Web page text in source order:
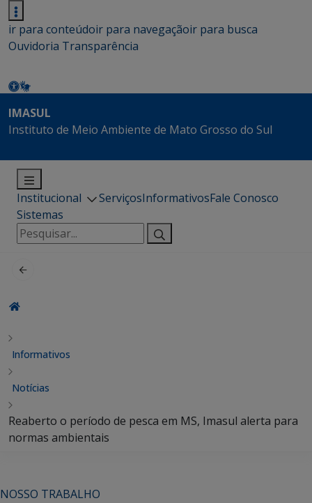
ir para conteúdoir para navegaçãoir para busca
Ouvidoria Transparência
IMASUL
Instituto de Meio Ambiente de Mato Grosso do Sul
Institucional ServiçosInformativosFale Conosco
Sistemas
Pesquisar
por:
Informativos
Notícias
Reaberto o período de pesca em MS, Imasul alerta para
normas ambientais
NOSSO TRABALHO